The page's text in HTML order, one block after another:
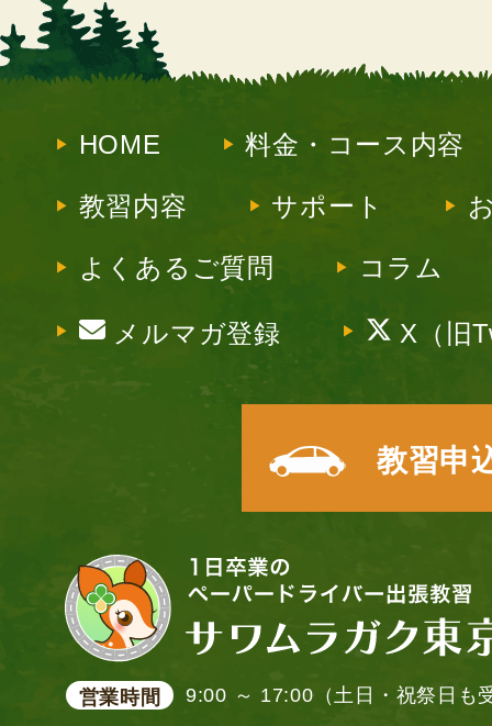
HOME 料金・コース内容
教習内容 サポート
よくあるご質問 コラム
メルマガ登録 X（旧
教習申
営業時間 9:00 ～ 17:00（土日・祝祭日も